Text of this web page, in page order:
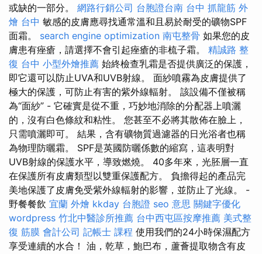
或缺的一部分。 網路行銷公司 台胞證台南 台中 抓龍筋 外
燴 台中 敏感的皮膚應尋找通常溫和且易於耐受的礦物SPF
面霜。 search engine optimization 南屯整骨 如果您的皮
膚患有痤瘡，請選擇不會引起痤瘡的非梳子霜。 精誠路 整
復 台中 小型外燴推薦 始終檢查乳霜是否提供廣泛的保護，
即它還可以防止UVA和UVB射線。 面紗噴霧為皮膚提供了
極大的保護，可防止有害的紫外線輻射。 該設備不僅被稱
為“面紗” - 它確實是從不重，巧妙地消除的分配器上噴灑
的，沒有白色條紋和粘性。 您甚至不必將其散佈在臉上，
只需噴灑即可。 結果，含有礦物質過濾器的日光浴者也稱
為物理防曬霜。 SPF是英國防曬係數的縮寫，這表明對
UVB射線的保護水平，導致燃燒。 40多年來，光胚層一直
在保護所有皮膚類型以雙重保護配方。 負擔得起的產品完
美地保護了皮膚免受紫外線輻射的影響，並防止了光線。 -
野餐餐飲 宜蘭 外燴 kkday 台胞證 seo 意思 關鍵字優化
wordpress 竹北中醫診所推薦 台中西屯區按摩推薦 美式整
復 筋膜 會計公司 記帳士 課程 使用我們的24小時保濕配方
享受連續的水合！ 油，乾草，鮑巴布，蘆薈提取物含有皮